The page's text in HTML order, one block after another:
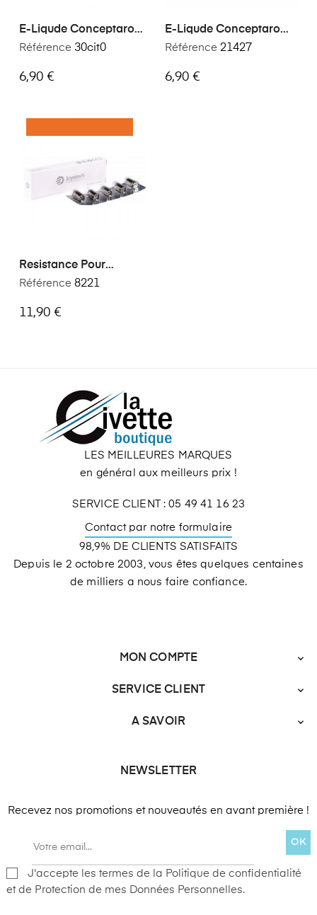
E-Liqude Conceptarome
Citron 30 Ml
Référence 30cit0
6,90 €
E-Liqude Conceptarome
Passion 30 Ml
Référence 21427
6,90 €
Resistance Pour
Cigarettes AIO 0,6 Ohm
Référence 8221
11,90 €
LES MEILLEURES MARQUES
en général aux meilleurs prix !
SERVICE CLIENT : 05 49 41 16 23
Contact par notre formulaire
98,9% DE CLIENTS SATISFAITS
Depuis le 2 octobre 2003, vous êtes quelques centaines
de milliers a nous faire confiance.
MON COMPTE 
SERVICE CLIENT 
A SAVOIR 
NEWSLETTER
Recevez nos promotions et nouveautés en avant première !
OK
J'accepte les termes de la Politique de confidentialité
et de Protection de mes Données Personnelles.